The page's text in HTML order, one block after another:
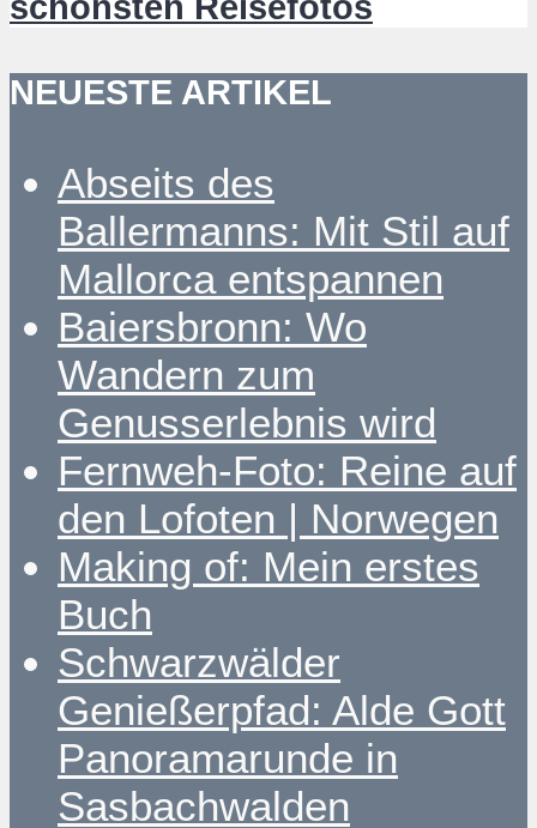
NEUESTE ARTIKEL
Abseits des
Ballermanns: Mit Stil auf
Mallorca entspannen
Baiersbronn: Wo
Wandern zum
Genusserlebnis wird
Fernweh-Foto: Reine auf
den Lofoten | Norwegen
Making of: Mein erstes
Buch
Schwarzwälder
Genießerpfad: Alde Gott
Panoramarunde in
Sasbachwalden